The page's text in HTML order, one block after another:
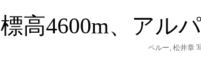
標高4600m、アル
ペルー, 松井章